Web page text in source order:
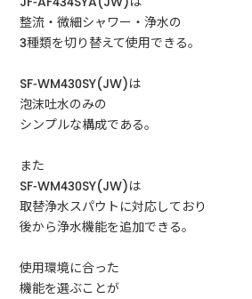
整流・微細シャワー・浄水の
3種類を切り替えて使用できる。
SF-WM430SY(JW)は
泡沫吐水のみの
シンプルな構成である。
また
SF-WM430SY(JW)は
取替浄水スパウトに対応しており
後から浄水機能を追加できる。
使用環境に合った
機能を選ぶことが